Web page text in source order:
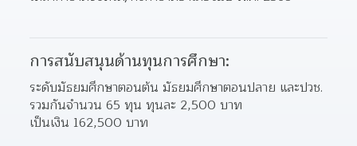
การสนับสนุนด้านทุนการศึกษา:
ระดับมัธยมศึกษาตอนต้น มัธยมศึกษาตอนปลาย และปวช.
รวมกันจํานวน 65 ทุน ทุนละ 2,500 บาท
เป็นเงิน 162,500 บาท